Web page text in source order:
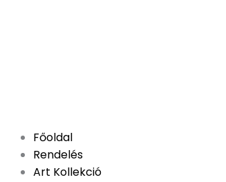
Főoldal
Rendelés
Art Kollekció